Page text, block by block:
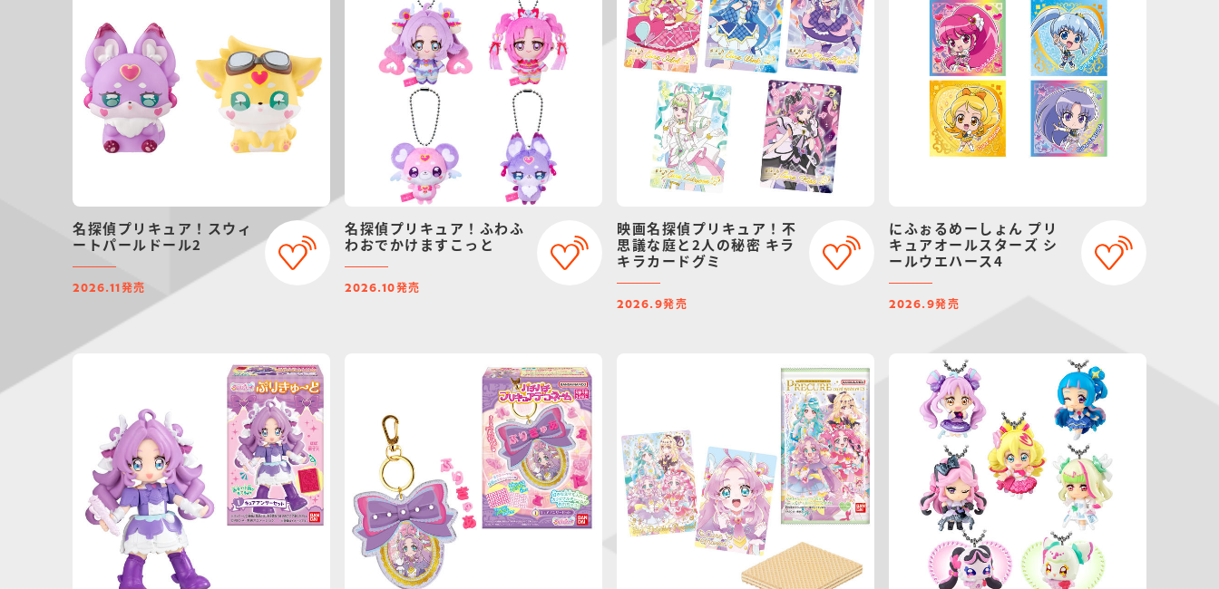
名探偵プリキュア！スウィ
ートパールドール2
2026.11 発売
名探偵プリキュア！ふわふ
わおでかけますこっと
2026.10発売
映画名探偵プリキュア！不
思議な庭と2人の秘密 キラ
キラカードグミ
2026.9発売
にふぉるめーしょん プリ
キュアオールスターズ シ
ールウエハース4
2026.9発売